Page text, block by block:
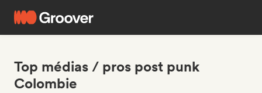
Top médias / pros post punk
Colombie